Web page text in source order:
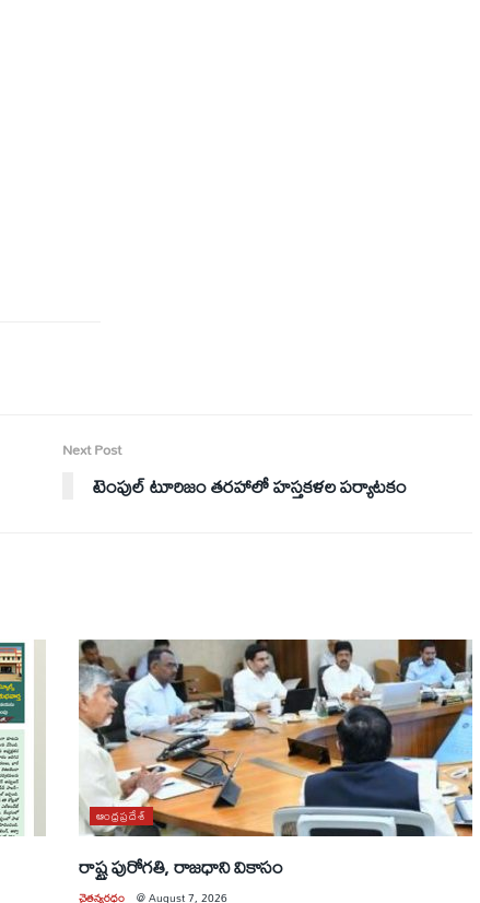
Next Post
టెంపుల్ టూరిజం తరహాలో హస్తకళల పర్యాటకం
ఆంధ్రప్రదేశ్
రాష్ట్ర పురోగతి, రాజధాని వికాసం
చైతన్యరధం @August 7, 2026